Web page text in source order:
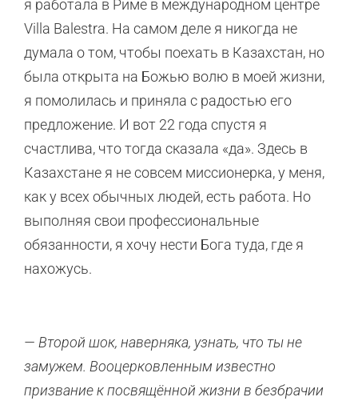
я работала в Риме в международном центре
Villa Balestra. На самом деле я никогда не
думала о том, чтобы поехать в Казахстан, но
была открыта на Божью волю в моей жизни,
я помолилась и приняла с радостью его
предложение. И вот 22 года спустя я
счастлива, что тогда сказала «да». Здесь в
Казахстане я не совсем миссионерка, у меня,
как у всех обычных людей, есть работа. Но
выполняя свои профессиональные
обязанности, я хочу нести Бога туда, где я
нахожусь.
— Второй шок, наверняка, узнать, что ты не
замужем. Вооцерковленным известно
призвание к посвящённой жизни в безбрачии